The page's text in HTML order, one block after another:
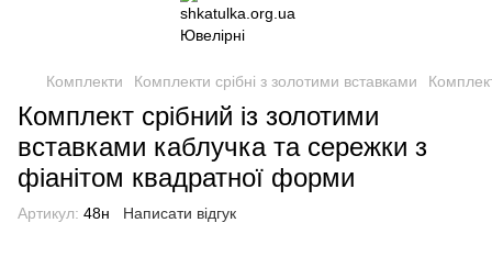
Комплекти Комплекти срібні з золотими вставками
Комплект срібний із золотими
вставками каблучка та сережки з
фіанітом квадратної форми
Артикул: 48н Написати відгук